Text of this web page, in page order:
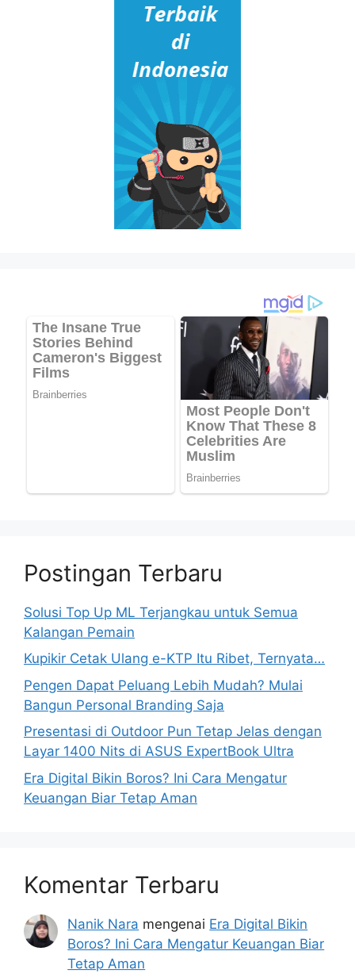
Postingan Terbaru
Solusi Top Up ML Terjangkau untuk Semua
Kalangan Pemain
Kupikir Cetak Ulang e-KTP Itu Ribet, Ternyata…
Pengen Dapat Peluang Lebih Mudah? Mulai
Bangun Personal Branding Saja
Presentasi di Outdoor Pun Tetap Jelas dengan
Layar 1400 Nits di ASUS ExpertBook Ultra
Era Digital Bikin Boros? Ini Cara Mengatur
Keuangan Biar Tetap Aman
Komentar Terbaru
Nanik Nara mengenai Era Digital Bikin
Boros? Ini Cara Mengatur Keuangan Biar
Tetap Aman